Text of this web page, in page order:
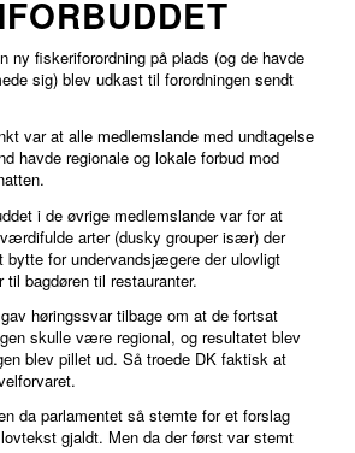
ny fiskeriforordning på plads (og de havde
sig) blev udkast til forordningen sendt
var at alle medlemslande med undtagelse
havde regionale og lokale forbud mod
i de øvrige medlemslande var for at
arter (dusky grouper især) der
bytte for undervandsjægere der ulovligt
bagdøren til restauranter.
høringssvar tilbage om at de fortsat
skulle være regional, og resultatet blev
blev pillet ud. Så troede DK faktisk at
da parlamentet så stemte for et forslag
gjaldt. Men da der først var stemt